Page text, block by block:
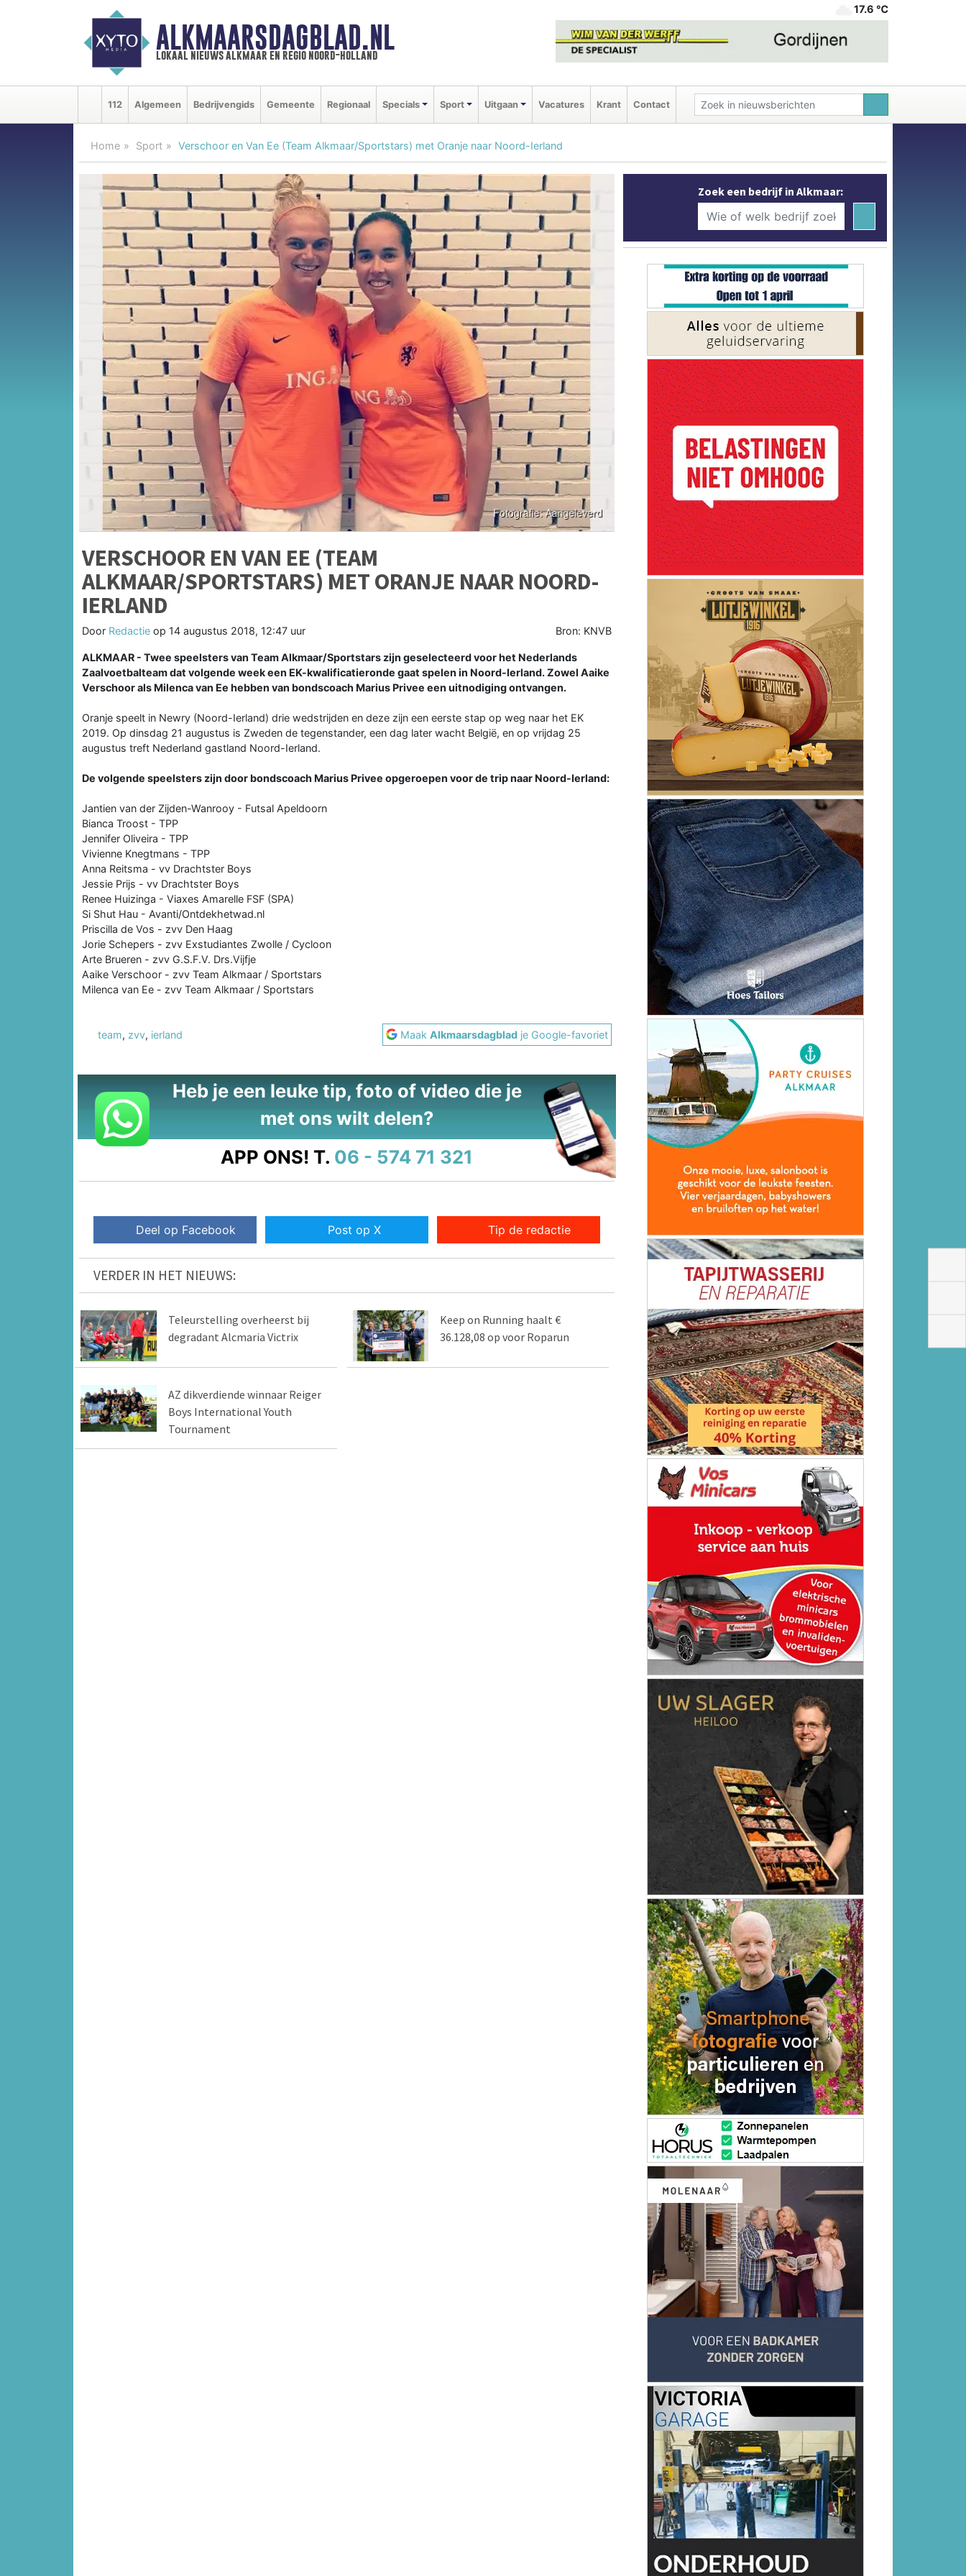
ALKMAARSDAGBLAD.NL
lokaal nieuws alkmaar en regio noord-holland
17.6 ℃
112 Algemeen Bedrijvengids Gemeente Regionaal Specials Sport Uitgaan Vacatures Krant Contact
Home Sport Verschoor en Van Ee (Team Alkmaar/Sportstars) met Oranje naar Noord-Ierland
VERSCHOOR EN VAN EE (TEAM
ALKMAAR/SPORTSTARS) MET ORANJE NAAR NOORD-
IERLAND
Door Redactie op 14 augustus 2018, 12:47 uur Bron: KNVB
ALKMAAR - Twee speelsters van Team Alkmaar/Sportstars zijn geselecteerd voor het Nederlands
Zaalvoetbalteam dat volgende week een EK-kwalificatieronde gaat spelen in Noord-Ierland. Zowel Aaike
Verschoor als Milenca van Ee hebben van bondscoach Marius Privee een uitnodiging ontvangen.
Oranje speelt in Newry (Noord-Ierland) drie wedstrijden en deze zijn een eerste stap op weg naar het EK
2019. Op dinsdag 21 augustus is Zweden de tegenstander, een dag later wacht België, en op vrijdag 25
augustus treft Nederland gastland Noord-Ierland.
De volgende speelsters zijn door bondscoach Marius Privee opgeroepen voor de trip naar Noord-Ierland:
Jantien van der Zijden-Wanrooy - Futsal Apeldoorn
Bianca Troost - TPP
Jennifer Oliveira - TPP
Vivienne Knegtmans - TPP
Anna Reitsma - vv Drachtster Boys
Jessie Prijs - vv Drachtster Boys
Renee Huizinga - Viaxes Amarelle FSF (SPA)
Si Shut Hau - Avanti/Ontdekhetwad.nl
Priscilla de Vos - zvv Den Haag
Jorie Schepers - zvv Exstudiantes Zwolle / Cycloon
Arte Brueren - zvv G.S.F.V. Drs.Vijfje
Aaike Verschoor - zvv Team Alkmaar / Sportstars
Milenca van Ee - zvv Team Alkmaar / Sportstars
team, zvv, ierland MaakAlkmaarsdagblad je Google-favoriet
Heb je een leuke tip, foto of video die je
met ons wilt delen?
APP ONS! T. 06 - 574 71 321
Deel op Facebook Post op X Tip de redactie
VERDER IN HET NIEUWS:
Teleurstelling overheerst bij
degradant Alcmaria Victrix
Keep on Running haalt €
36.128,08 op voor Roparun
AZ dikverdiende winnaar Reiger
Boys International Youth
Tournament
Zoek een bedrijf in Alkmaar: